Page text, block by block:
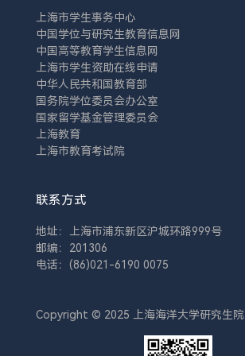
上海市学生事务中心
中国学位与研究生教育信息网
中国高等教育学生信息网
上海市学生资助在线申请
中华人民共和国教育部
国务院学位委员会办公室
国家留学基金管理委员会
上海教育
上海市教育考试院
联系方式
地址：上海市浦东新区沪城环路999号
邮编：201306
电话：(86)021-6190 0075
Copyright © 2025 上海海洋大学研究生院